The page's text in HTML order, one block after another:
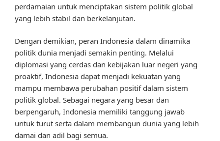
perdamaian untuk menciptakan sistem politik global
yang lebih stabil dan berkelanjutan.
Dengan demikian, peran Indonesia dalam dinamika
politik dunia menjadi semakin penting. Melalui
diplomasi yang cerdas dan kebijakan luar negeri yang
proaktif, Indonesia dapat menjadi kekuatan yang
mampu membawa perubahan positif dalam sistem
politik global. Sebagai negara yang besar dan
berpengaruh, Indonesia memiliki tanggung jawab
untuk turut serta dalam membangun dunia yang lebih
damai dan adil bagi semua.